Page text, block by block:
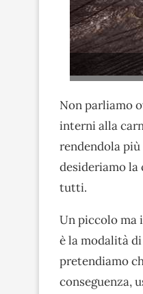
Non parliamo
interni alla
rendendola più
desideriamo la
tutti.
Un piccolo ma
è la modalità
pretendiamo
conseguenza,